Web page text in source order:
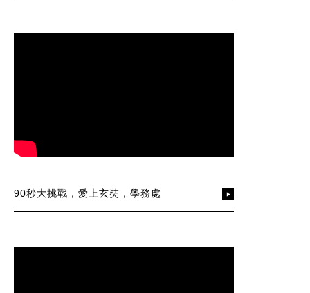
90秒大挑戰，愛上玄奘，學務處